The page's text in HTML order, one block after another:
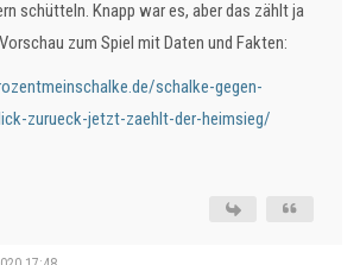
schütteln. Knapp war es, aber das zählt ja
zum Spiel mit Daten und Fakten:
schalke-gegen-
zurueck-jetzt-zaehlt-der-heimsieg/